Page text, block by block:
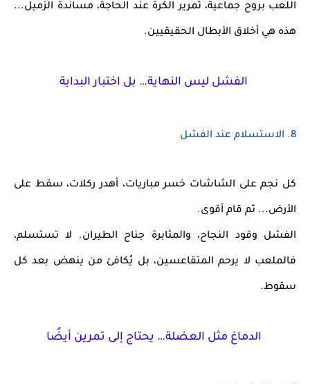
اللعب بروح جماعية، تمرير الكرة عند الحاجة، مساندة الزميل...
هذه هي أخلاق الأبطال الحقيقيين.
الفشل ليس النهاية… بل اختبار البداية
8. الاستسلام عند الفشل
كل نجم على الشاشات خسر مباريات، أهدر ركلات، سقط على
الأرض... ثم قام أقوى.
الفشل وقود النجاح، والمثابرة جناح الطيران. لا تستسلم،
فالملعب لا يرحم المتقاعسين، بل يُكافئ من ينهض بعد كل
سقوط.
الدماغ مثل العضلة… يحتاج إلى تمرين أيضًا